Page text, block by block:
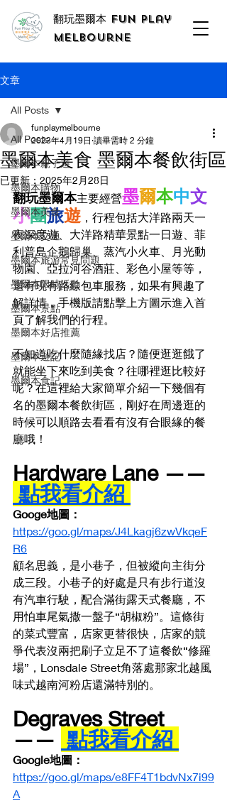
翻玩墨爾本 Fun Play
Melbourne
文章
All Posts
墨爾本親子遊
墨爾本購物
墨爾本美食
墨爾本交通
墨爾本旅游常見問題
墨爾本限時活動
墨爾本景點
墨爾本好店推薦
墨爾本遊記
墨爾本食記
All Posts
墨爾本美食 墨爾本餐飲街區
funplaymelbourne
2023年4月19日 讀畢需時 2 分鐘
已更新： 2025年2月28日
翻玩墨爾本主要經營墨爾本中文
小團旅遊 ，行程包括大洋路兩天一
夜深度遊、大洋路精華景點一日遊、菲
利普島企鵝歸巢、蒸汽小火車、月光動
物園、亞拉河谷酒莊、彩色小屋等等，
還有現有路線包車服務，如果有興趣了
解詳情，手機版請點擊上方圖示進入首
頁了解我們的行程。
不知道吃什麼隨緣找店？隨便逛逛餓了
就能坐下來吃到美食？往哪裡逛比較好
呢？在這裡給大家簡單介紹一下幾個有
名的墨爾本餐飲街區，剛好在周邊逛的
時候可以順路去看看有沒有合眼緣的餐
廳哦！
Hardware Lane ——
點我看介紹
Googe地圖：
https://goo.gl/maps/J4Lkagj6zwVkqeF
R6
顧名思義，是小巷子，但被縱向主街分
成三段。小巷子的好處是只有步行道沒
有汽車行駛，配合滿街露天式餐廳，不
用怕車尾氣撒一盤子“胡椒粉”。這條街
的菜式豐富，店家更替很快，店家的競
爭代表沒兩把刷子立足不了這餐飲“修羅
場”，Lonsdale Street角落處那家北越風
味式越南河粉店還滿特別的。
Degraves Street
—— 點我看介紹
Google地圖：
https://goo.gl/maps/e8FF4T1bdvNx7i99
A